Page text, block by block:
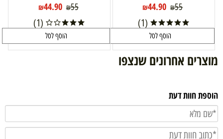
₪55
₪44.90
(1)
הוסף לסל
₪55
₪44.90
(1)
הוסף לסל
מוצרים אחרונים שנצפו
הוספת חוות דעת